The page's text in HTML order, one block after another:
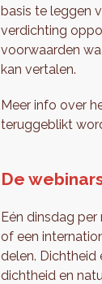
basis te leggen
verdichting
voorwaarden
kan vertalen.
Meer info over
teruggeblikt
De
Eén dinsdag
of een
delen. Dichtheid
dichtheid en